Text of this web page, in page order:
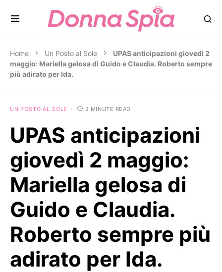
Home Un Posto al Sole
UPAS anticipazioni giovedì 2
maggio: Mariella gelosa di Guido e Claudia. Roberto sempre
più adirato per Ida.
UN POSTO AL SOLE 2 MINUTE READ
UPAS anticipazioni
giovedì 2 maggio:
Mariella gelosa di
Guido e Claudia.
Roberto sempre più
adirato per Ida.